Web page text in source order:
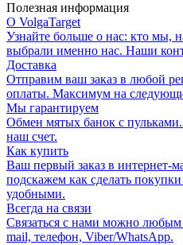
Полезная информация
О VolgaTarget
Узнайте больше о нас: кто мы,
выбрали именно нас. Наши
Доставка
Отправим ваш заказ в любой
оплаты. Максимум на
Мы гарантируем
Обмен мятых банок с пульками.
наш счет.
Как купить
Ваш первый заказ в интернет-
подскажем как сделать
удобными.
Всегда на связи
Связаться с нами можно
mail, телефон, Viber/WhatsApp.